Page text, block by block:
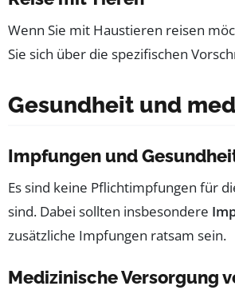
Wenn Sie mit Haustieren reisen
Sie sich über die spezifischen
Gesundheit und
Impfungen und
Es sind keine Pflichtimpfungen für
sind. Dabei sollten insbesondere
zusätzliche Impfungen ratsam sein.
Medizinische Versorgung